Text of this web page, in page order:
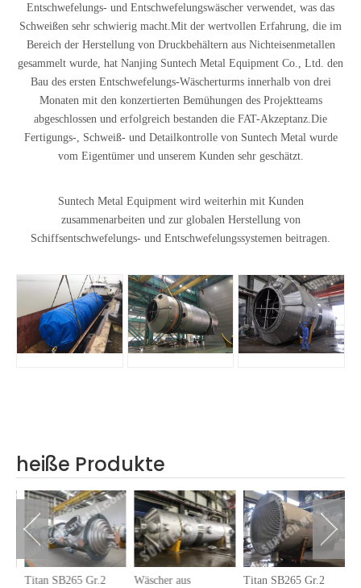
Entschwefelungs- und Entschwefelungswäscher verwendet, was das
Schweißen sehr schwierig macht.Mit der wertvollen Erfahrung, die im
Bereich der Herstellung von Druckbehältern aus Nichteisenmetallen
gesammelt wurde, hat Nanjing Suntech Metal Equipment Co., Ltd. den
Bau des ersten Entschwefelungs-Wäscherturms innerhalb von drei
Monaten mit den konzertierten Bemühungen des Projektteams
abgeschlossen und erfolgreich bestanden die FAT-Akzeptanz.Die
Fertigungs-, Schweiß- und Detailkontrolle von Suntech Metal wurde
vom Eigentümer und unserem Kunden sehr geschätzt.
Suntech Metal Equipment wird weiterhin mit Kunden
zusammenarbeiten und zur globalen Herstellung von
Schiffsentschwefelungs- und Entschwefelungssystemen beitragen.
heiße Produkte
Titan SB265 Gr.2
Wäscher aus
Titan SB265 Gr.2